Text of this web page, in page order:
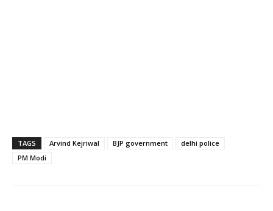
TAGS Arvind Kejriwal BJP government
delhi police
PM Modi